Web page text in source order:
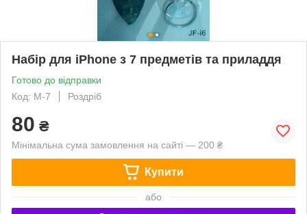
Набір для iPhone з 7 предметів та приладдя
Готово до відправки
Код: M-7
Роздріб
80 ₴
Мінімальна сума замовлення на сайті — 200 ₴
Купити
або